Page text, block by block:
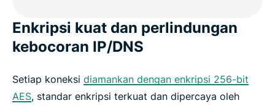
Enkripsi kuat dan perlindungan
kebocoran IP/DNS
Setiap koneksi diamankan dengan enkripsi 256-bit
AES, standar enkripsi terkuat dan dipercaya oleh